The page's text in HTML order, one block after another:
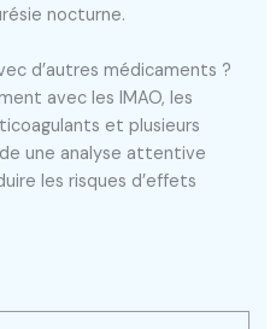
nocturne.
d’autres médicaments ?
avec les IMAO, les
et plusieurs
une analyse attentive
les risques d’effets